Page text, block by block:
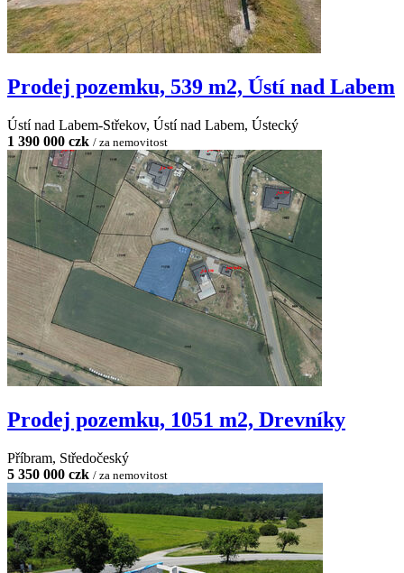
Prodej pozemku, 539 m2, Ústí nad Labem
Ústí nad Labem-Střekov, Ústí nad Labem, Ústecký
1 390 000 czk / za nemovitost
Prodej pozemku, 1051 m2, Drevníky
Příbram, Středočeský
5 350 000 czk / za nemovitost